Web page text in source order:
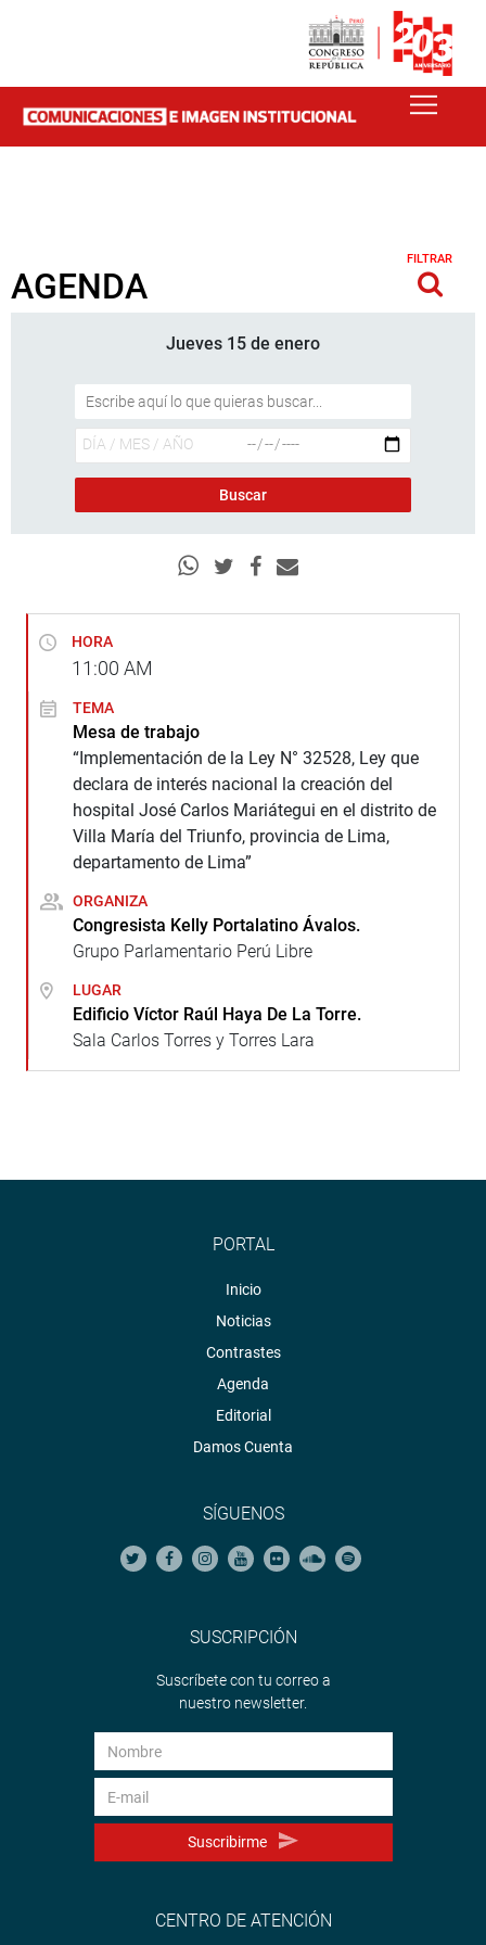
AGENDA
FILTRAR
Jueves 15 de enero
HORA
11:00 AM
TEMA
Mesa de trabajo
“Implementación de la Ley N° 32528, Ley que
declara de interés nacional la creación del
hospital José Carlos Mariátegui en el distrito de
Villa María del Triunfo, provincia de Lima,
departamento de Lima”
ORGANIZA
Congresista Kelly Portalatino Ávalos.
Grupo Parlamentario Perú Libre
LUGAR
Edificio Víctor Raúl Haya De La Torre.
Sala Carlos Torres y Torres Lara
PORTAL
Inicio
Noticias
Contrastes
Agenda
Editorial
Damos Cuenta
SÍGUENOS
SUSCRIPCIÓN
Suscríbete con tu correo a
nuestro newsletter.
Suscribirme
CENTRO DE ATENCIÓN